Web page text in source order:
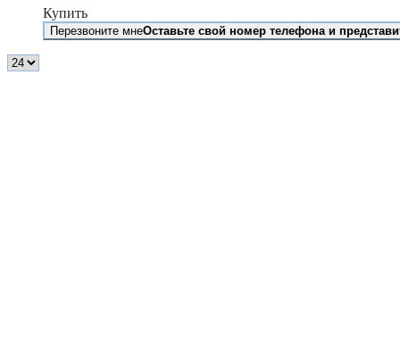
Купить
Перезвоните мнеОставьте свой номер телефона и